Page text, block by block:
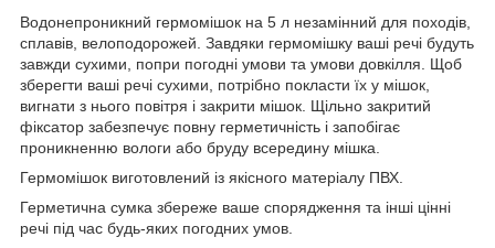
Водонепроникний гермомішок на 5 л незамінний для походів,
сплавів, велоподорожей. Завдяки гермомішку ваші речі будуть
завжди сухими, попри погодні умови та умови довкілля. Щоб
зберегти ваші речі сухими, потрібно покласти їх у мішок,
вигнати з нього повітря і закрити мішок. Щільно закритий
фіксатор забезпечує повну герметичність і запобігає
проникненню вологи або бруду всередину мішка.
Гермомішок виготовлений із якісного матеріалу ПВХ.
Герметична сумка збереже ваше спорядження та інші цінні
речі під час будь-яких погодних умов.